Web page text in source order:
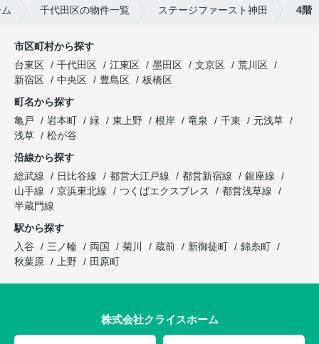
千代田区の物件一覧 ステージファースト神田 4階
市区町村から探す
台東区
千代田区 江東区 墨田区 文京区
荒川区
新宿区
中央区 豊島区
板橋区
町名から探す
亀戸
岩本町 緑 東上野 根岸 竜泉 千束
元浅草
浅草
松が谷
沿線から探す
総武線
日比谷線 都営大江戸線 都営新宿線
銀座線
山手線
京浜東北線 つくばエクスプレス
都営浅草線
半蔵門線
駅から探す
入谷
三ノ輪 両国 菊川 蔵前 新御徒町
錦糸町
秋葉原
上野 田原町
株式会社クライスホーム